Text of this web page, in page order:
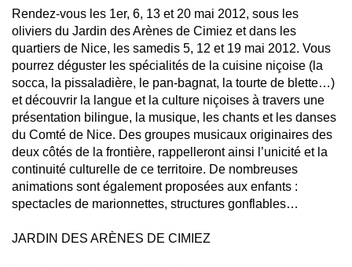
Rendez-vous les 1er, 6, 13 et 20 mai 2012, sous les
oliviers du Jardin des Arènes de Cimiez et dans les
quartiers de Nice, les samedis 5, 12 et 19 mai 2012. Vous
pourrez déguster les spécialités de la cuisine niçoise (la
socca, la pissaladière, le pan-bagnat, la tourte de blette…)
et découvrir la langue et la culture niçoises à travers une
présentation bilingue, la musique, les chants et les danses
du Comté de Nice. Des groupes musicaux originaires des
deux côtés de la frontière, rappelleront ainsi l’unicité et la
continuité culturelle de ce territoire. De nombreuses
animations sont également proposées aux enfants :
spectacles de marionnettes, structures gonflables…
JARDIN DES ARÈNES DE CIMIEZ